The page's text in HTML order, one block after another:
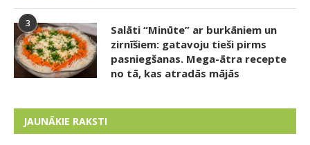
3
Salāti “Minūte” ar burkāniem un
zirnīšiem: gatavoju tieši pirms
pasniegšanas. Mega-ātra recepte
no tā, kas atradās mājās
JAUNĀKIE RAKSTI